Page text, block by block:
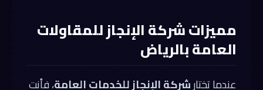
مميزات شركة الإنجاز للمقاولات
العامة بالرياض
عندما تختارشركة الإنجاز للخدمات العامة، فأنت